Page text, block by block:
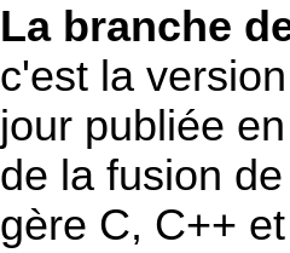
La branche
c'est la
jour publiée
de la fusion
gère C, C++